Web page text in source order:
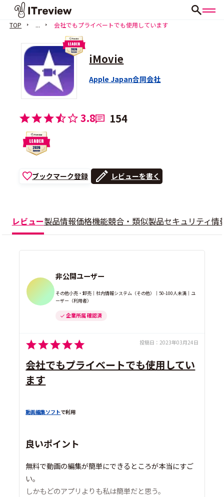
TOP ... 会社でもプライベートでも使用しています
iMovie
Apple Japan合同会社
3.8 154
ブックマーク登録 レビューを書く
レビュー製品情報価格機能競合・類似製品セキュリティ情
非公開ユーザー
その他小売・卸売｜社内情報システム（その他）｜50-100人未満｜ユ
ーザー（利用者）
企業所属 確認済
投稿日： 2023年03月24日
会社でもプライベートでも使用してい
ます
動画編集ソフトで利用
良いポイント
無料で動画の編集が簡単にできるところが本当にすご
い。
しかもどのアプリよりも私は簡単だと思う。